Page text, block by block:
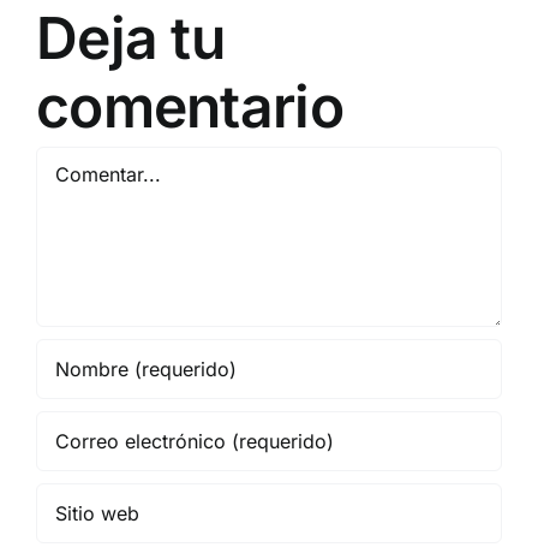
Deja tu
comentario